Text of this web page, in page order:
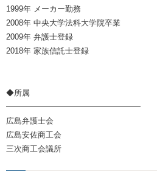
1999年 メーカー勤務
2008年 中央大学法科大学院卒業
2009年 弁護士登録
2018年 家族信託士登録
◆所属
━━━━━━━━━━━━━━━━━
広島弁護士会
広島安佐商工会
三次商工会議所